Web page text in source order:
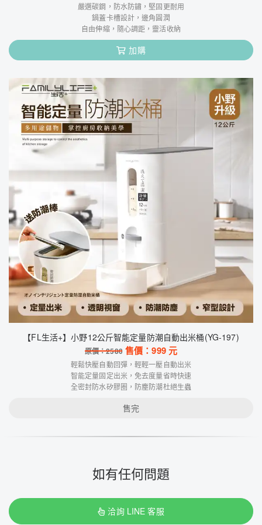
嚴選碳鋼，防水防鏽，堅固更耐用
鍋蓋卡槽設計，邊角圓潤
自由伸縮，隨心調距，靈活收納
加購
【FL生活+】小野12公斤智能定量防潮自動出米桶(YG-197)
原價：2580 售價：999元
輕鬆快壓自動回彈，輕輕一壓自動出米
智能定量固定出米，免去度量省時快速
全密封防水矽膠圈，防塵防潮杜絕生蟲
售完
如有任何問題
洽詢 LINE 客服